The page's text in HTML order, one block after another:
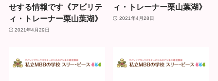
せする情報です《アビリテ
ィ・トレーナー栗山葉湖》
2021年4月29日
ィ・トレーナー栗山葉湖》
2021年4月28日